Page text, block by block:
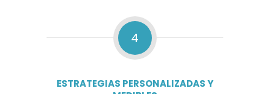
4
ESTRATEGIAS PERSONALIZADAS Y